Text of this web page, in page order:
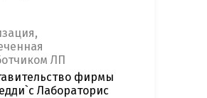
ЛП
фирмы
Лабораторис